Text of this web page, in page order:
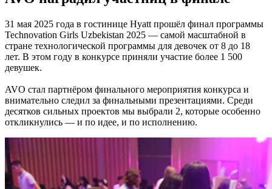
31 мая 2025 года в гостинице Hyatt прошёл финал программы
Technovation Girls Uzbekistan 2025 — самой масштабной в
стране технологической программы для девочек от 8 до 18
лет. В этом году в конкурсе приняли участие более 1 500
девушек.
AVO стал партнёром финального мероприятия конкурса и
внимательно следил за финальными презентациями. Среди
десятков сильных проектов мы выбрали 2, которые особенно
откликнулись — и по идее, и по исполнению.